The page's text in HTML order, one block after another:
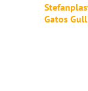
Gatos